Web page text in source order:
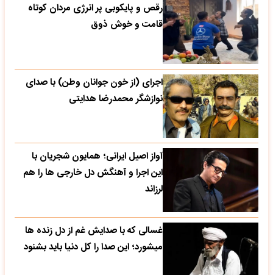
رقص و پایکوبی پر انرژی مردان کوتاه
قامت و خوش ذوق
اجرای (از خون جوانان وطن) با صدای
نوازشگر محمدرضا هدایتی
آواز اصیل ایرانی؛ همایون شجریان با
این اجرا و آهنگش دل خارجی ها را هم
لرزاند
غسالی که با صدایش غم از دل زنده ها
میشورد؛ این صدا را کل دنیا باید بشنود